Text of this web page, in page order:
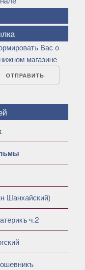
Вас о
магазине
Шанхайский)
ч.2